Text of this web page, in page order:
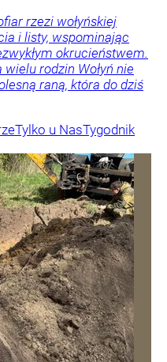
rzezi wołyńskiej
i listy, wspominając
okrucieństwem.
rodzin Wołyń nie
raną, która do dziś
Tylko u NasTygodnik